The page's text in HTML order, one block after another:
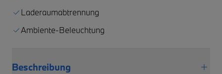
Laderaumabtrennung
Ambiente-Beleuchtung
Beschreibung